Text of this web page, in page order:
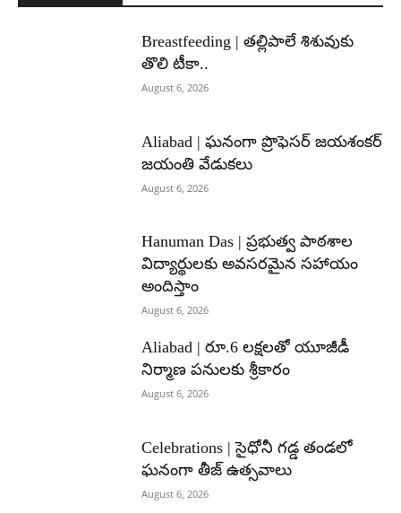
Breastfeeding | తల్లిపాలే శిశువుకు
తొలి టీకా..
August 6, 2026
Aliabad | ఘనంగా ప్రొఫెసర్ జయశంకర్
జయంతి వేడుకలు
August 6, 2026
Hanuman Das | ప్రభుత్వ పాఠశాల
విద్యార్థులకు అవసరమైన సహాయం
అందిస్తాం
August 6, 2026
Aliabad | రూ.6 లక్షలతో యూజీడీ
నిర్మాణ పనులకు శ్రీకారం
August 6, 2026
Celebrations | సైధోనీ గడ్డ తండలో
ఘనంగా తీజ్ ఉత్సవాలు
August 6, 2026